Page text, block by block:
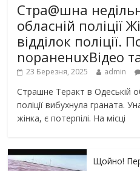
Стра@шна
обласній поліції
відділок поліції.
nораненuхВідео
23 Березня, 2025 admin
Страшне Теракт в Одеській
поліції вибухнула граната.
жінка, є потерпілі. На місці
Щойно!